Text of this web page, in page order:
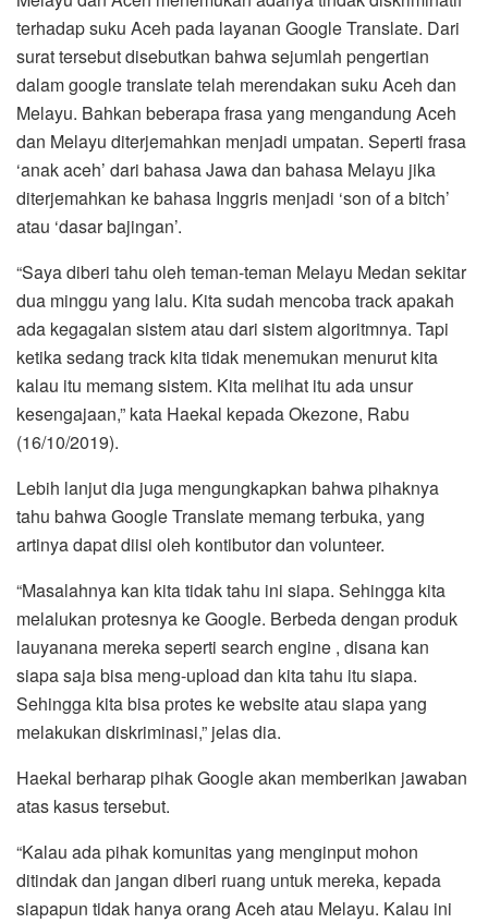
terhadap suku Aceh pada layanan Google Translate. Dari
surat tersebut disebutkan bahwa sejumlah pengertian
dalam google translate telah merendakan suku Aceh dan
Melayu. Bahkan beberapa frasa yang mengandung Aceh
dan Melayu diterjemahkan menjadi umpatan. Seperti frasa
‘anak aceh’ dari bahasa Jawa dan bahasa Melayu jika
diterjemahkan ke bahasa Inggris menjadi ‘son of a bitch’
atau ‘dasar bajingan’.
“Saya diberi tahu oleh teman-teman Melayu Medan sekitar
dua minggu yang lalu. Kita sudah mencoba track apakah
ada kegagalan sistem atau dari sistem algoritmnya. Tapi
ketika sedang track kita tidak menemukan menurut kita
kalau itu memang sistem. Kita melihat itu ada unsur
kesengajaan,” kata Haekal kepada Okezone, Rabu
(16/10/2019).
Lebih lanjut dia juga mengungkapkan bahwa pihaknya
tahu bahwa Google Translate memang terbuka, yang
artinya dapat diisi oleh kontibutor dan volunteer.
“Masalahnya kan kita tidak tahu ini siapa. Sehingga kita
melalukan protesnya ke Google. Berbeda dengan produk
lauyanana mereka seperti search engine , disana kan
siapa saja bisa meng-upload dan kita tahu itu siapa.
Sehingga kita bisa protes ke website atau siapa yang
melakukan diskriminasi,” jelas dia.
Haekal berharap pihak Google akan memberikan jawaban
atas kasus tersebut.
“Kalau ada pihak komunitas yang menginput mohon
ditindak dan jangan diberi ruang untuk mereka, kepada
siapapun tidak hanya orang Aceh atau Melayu. Kalau ini